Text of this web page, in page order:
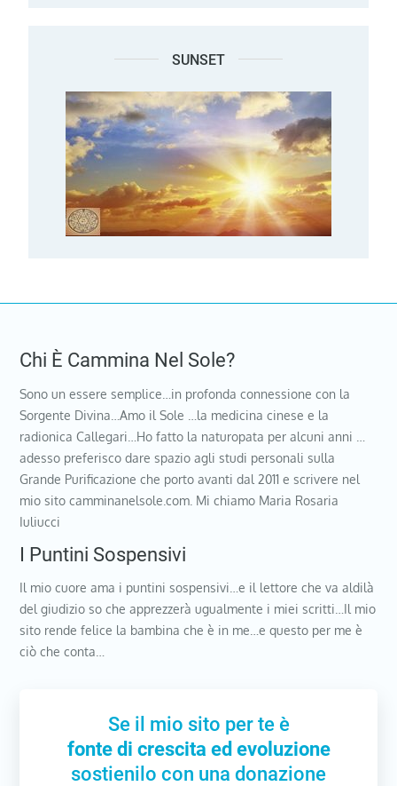
SUNSET
Chi È Cammina Nel Sole?
Sono un essere semplice…in profonda connessione con la
Sorgente Divina…Amo il Sole …la medicina cinese e la
radionica Callegari…Ho fatto la naturopata per alcuni anni …
adesso preferisco dare spazio agli studi personali sulla
Grande Purificazione che porto avanti dal 2011 e scrivere nel
mio sito camminanelsole.com. Mi chiamo Maria Rosaria
Iuliucci
I Puntini Sospensivi
Il mio cuore ama i puntini sospensivi…e il lettore che va aldilà
del giudizio so che apprezzerà ugualmente i miei scritti…Il mio
sito rende felice la bambina che è in me…e questo per me è
ciò che conta…
Se il mio sito per te è
fonte di crescita ed evoluzione
sostienilo con una donazione